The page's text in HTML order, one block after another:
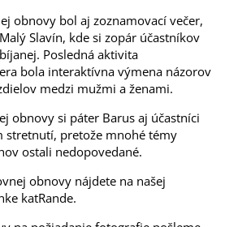
obnovy bol aj zoznamovací večer,
Slavín, kde si zopár účastníkov
Posledná aktivita
bola interaktívna výmena názorov
medzi mužmi a ženami.
obnovy si páter Barus aj účastníci
stretnutí, pretože mnohé témy
ostali nedopovedané.
obnovy nájdete na našej
katRande.